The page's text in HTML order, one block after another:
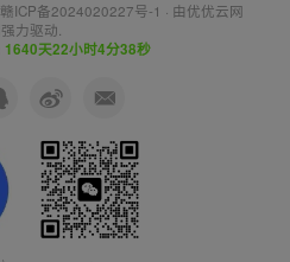
ICP备2024020227号-1 · 由优优云网
强力驱动.
1640天22小时4分39秒